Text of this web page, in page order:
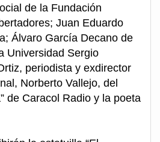
de la Fundación
Juan Eduardo
Álvaro García Decano de
Universidad Sergio
periodista y exdirector
Norberto Vallejo, del
de Caracol Radio y la poeta